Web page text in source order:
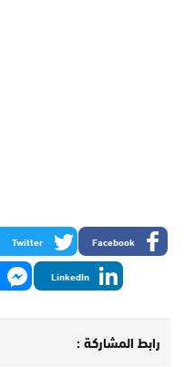
Facebook
Twitter
LinkedIn
رابط المشاركة :